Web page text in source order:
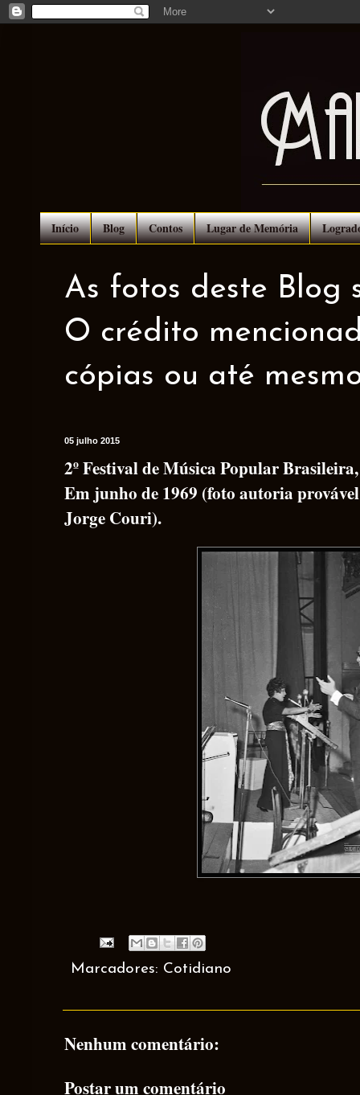
Início Blog Contos Lugar de Memória
As fotos deste Blog
O crédito
cópias ou até
05 julho 2015
2º Festival de Música Popular
Em junho de 1969 (foto autoria
Jorge Couri).
Marcadores: Cotidiano
Nenhum comentário:
Postar um comentário